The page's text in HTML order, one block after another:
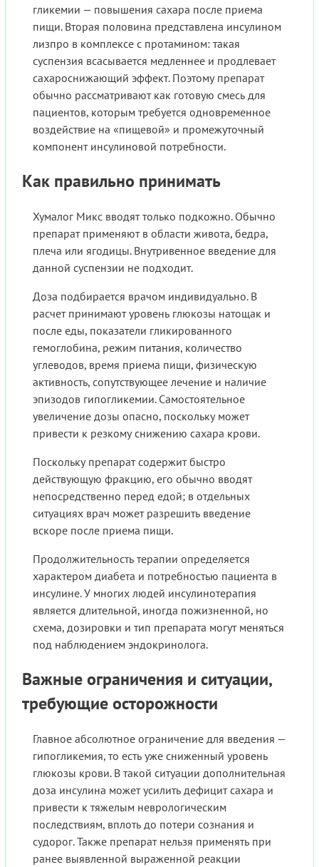
гликемии — повышения сахара после приема
пищи. Вторая половина представлена инсулином
лизпро в комплексе с протамином: такая
суспензия всасывается медленнее и продлевает
сахароснижающий эффект. Поэтому препарат
обычно рассматривают как готовую смесь для
пациентов, которым требуется одновременное
воздействие на «пищевой» и промежуточный
компонент инсулиновой потребности.
Как правильно принимать
Хумалог Микс вводят только подкожно. Обычно
препарат применяют в области живота, бедра,
плеча или ягодицы. Внутривенное введение для
данной суспензии не подходит.
Доза подбирается врачом индивидуально. В
расчет принимают уровень глюкозы натощак и
после еды, показатели гликированного
гемоглобина, режим питания, количество
углеводов, время приема пищи, физическую
активность, сопутствующее лечение и наличие
эпизодов гипогликемии. Самостоятельное
увеличение дозы опасно, поскольку может
привести к резкому снижению сахара крови.
Поскольку препарат содержит быстро
действующую фракцию, его обычно вводят
непосредственно перед едой; в отдельных
ситуациях врач может разрешить введение
вскоре после приема пищи.
Продолжительность терапии определяется
характером диабета и потребностью пациента в
инсулине. У многих людей инсулинотерапия
является длительной, иногда пожизненной, но
схема, дозировки и тип препарата могут меняться
под наблюдением эндокринолога.
Важные ограничения и ситуации,
требующие осторожности
Главное абсолютное ограничение для введения —
гипогликемия, то есть уже сниженный уровень
глюкозы крови. В такой ситуации дополнительная
доза инсулина может усилить дефицит сахара и
привести к тяжелым неврологическим
последствиям, вплоть до потери сознания и
судорог. Также препарат нельзя применять при
ранее выявленной выраженной реакции